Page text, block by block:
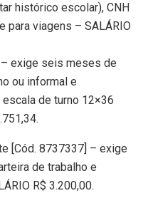
histórico escolar), CNH
para viagens – SALÁRIO
exige seis meses de
ou informal e
de turno 12×36
[Cód. 8737337] – exige
de trabalho e
R$ 3.200,00.